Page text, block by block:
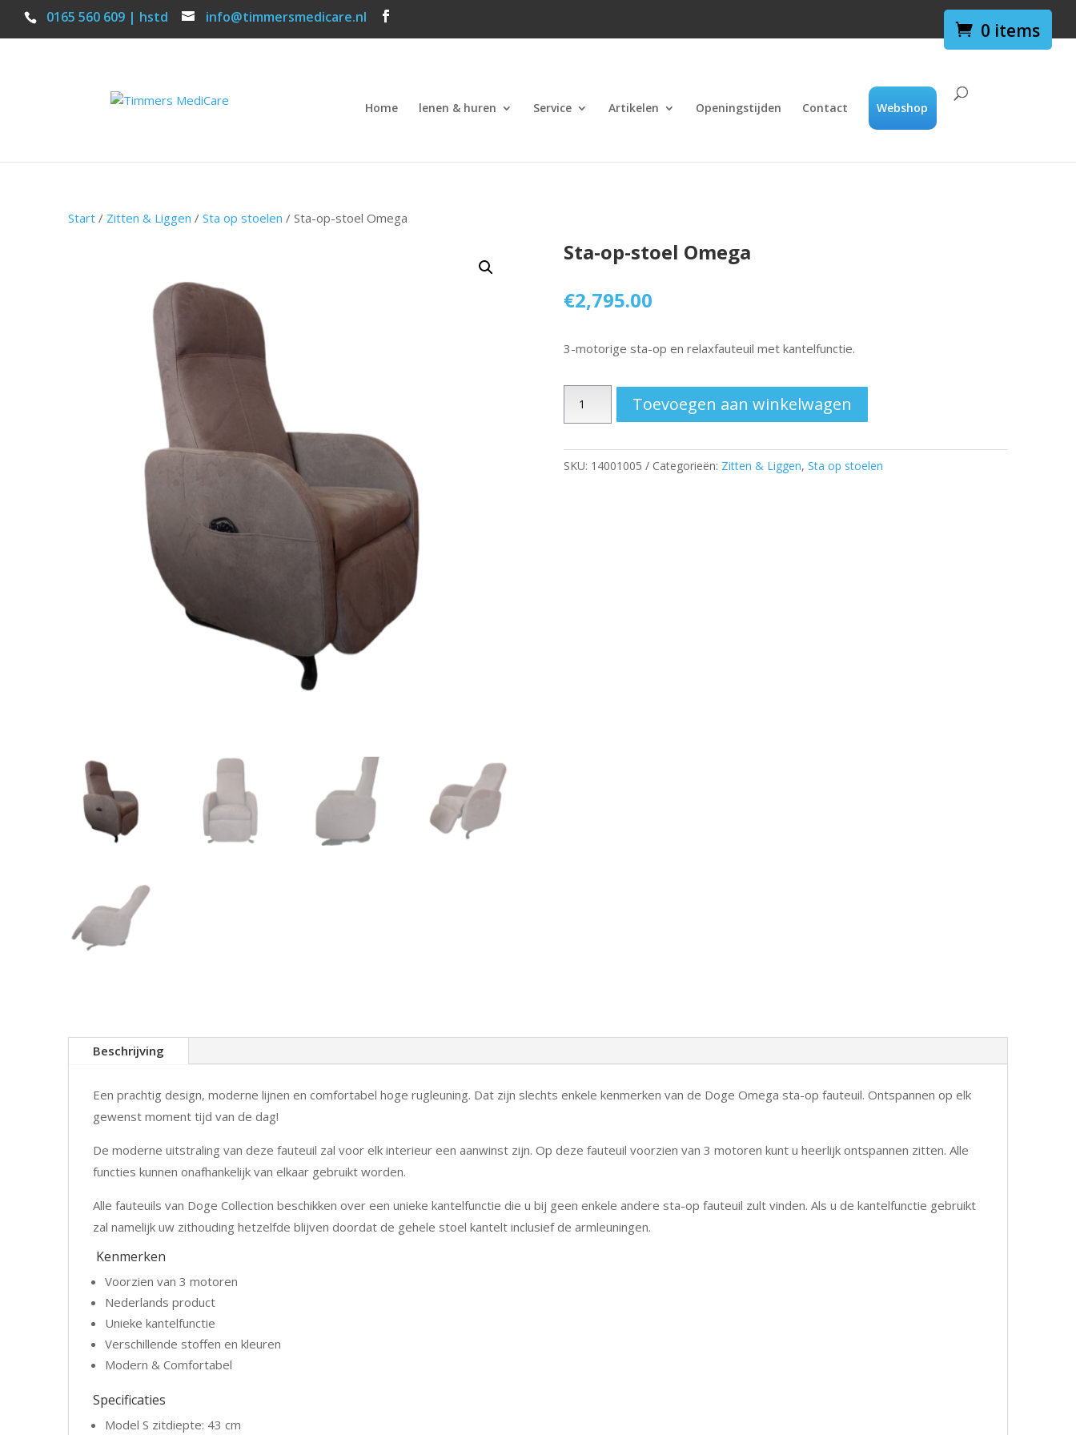
0165 560 609 | hstd info@timmersmedicare.nl
0 items
Home lenen & huren Service Artikelen Openingstijden Contact Webshop
Start / Zitten & Liggen / Sta op stoelen / Sta-op-stoel Omega
Sta-op-stoel Omega
€2,795.00
3-motorige sta-op en relaxfauteuil met kantelfunctie.
Omega
Toevoegen aan winkelwagen
SKU: 14001005 Categorieën: Zitten & Liggen,Sta op stoelen
Beschrijving
Een prachtig design, moderne lijnen en comfortabel hoge rugleuning. Dat zijn slechts enkele kenmerken van de Doge Omega sta-op fauteuil. Ontspannen op elk
gewenst moment tijd van de dag!
De moderne uitstraling van deze fauteuil zal voor elk interieur een aanwinst zijn. Op deze fauteuil voorzien van 3 motoren kunt u heerlijk ontspannen zitten. Alle
functies kunnen onafhankelijk van elkaar gebruikt worden.
Alle fauteuils van Doge Collection beschikken over een unieke kantelfunctie die u bij geen enkele andere sta-op fauteuil zult vinden. Als u de kantelfunctie gebruikt
zal namelijk uw zithouding hetzelfde blijven doordat de gehele stoel kantelt inclusief de armleuningen.
Kenmerken
Voorzien van 3 motoren
Nederlands product
Unieke kantelfunctie
Verschillende stoffen en kleuren
Modern & Comfortabel
Specificaties
Model S zitdiepte: 43 cm